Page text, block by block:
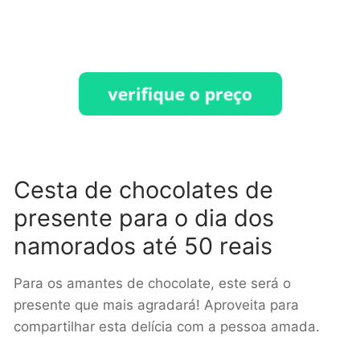
Cesta de chocolates de
presente para o dia dos
namorados até 50 reais
Para os amantes de chocolate, este será o
presente que mais agradará! Aproveita para
compartilhar esta delícia com a pessoa amada.